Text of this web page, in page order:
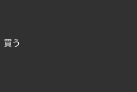
買う